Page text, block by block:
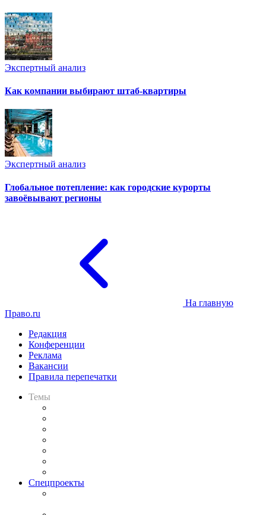
Экспертный анализ
Как компании выбирают штаб-квартиры
Экспертный анализ
Глобальное потепление: как городские курорты
завоёвывают регионы
На главную
Право.ru
Редакция
Конференции
Реклама
Вакансии
Правила перепечатки
Темы
Спецпроекты